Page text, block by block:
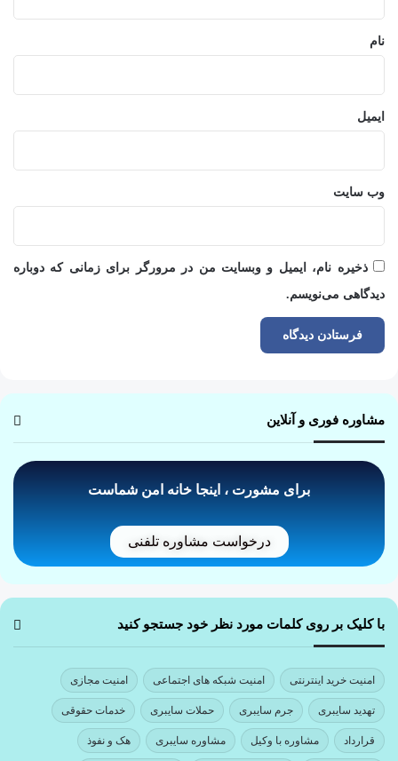
نام
ایمیل
وب‌ سایت
ذخیره نام، ایمیل و وبسایت من در مرورگر برای زمانی که دوباره
دیدگاهی می‌نویسم.
مشاوره فوری و آنلاین
برای مشورت ، اینجا خانه امن شماست
درخواست مشاوره تلفنی
با کلیک بر روی کلمات مورد نظر خود جستجو کنید
امنیت خرید اینترنتی امنیت شبکه های اجتماعی امنیت مجازی
تهدید سایبری جرم سایبری حملات سایبری خدمات حقوقی
قرارداد مشاوره با وکیل مشاوره سایبری هک و نفوذ